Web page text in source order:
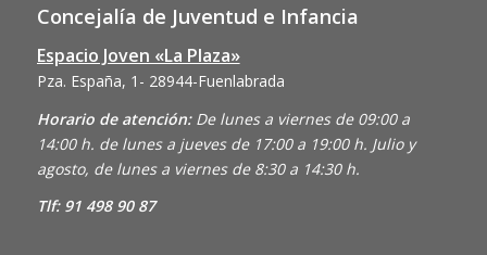
Concejalía de Juventud e Infancia
Espacio Joven «La Plaza»
Pza. España, 1- 28944-Fuenlabrada
Horario de atención: De lunes a viernes de 09:00 a
14:00 h. de lunes a jueves de 17:00 a 19:00 h. Julio y
agosto, de lunes a viernes de 8:30 a 14:30 h.
Tlf: 91 498 90 87